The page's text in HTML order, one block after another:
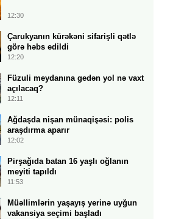
12:30
Çarukyanın kürəkəni sifarişli qətlə
görə həbs edildi
12:20
Füzuli meydanına gedən yol nə vaxt
açılacaq?
12:11
Ağdaşda nişan münaqişəsi: polis
araşdırma aparır
12:02
Pirşağıda batan 16 yaşlı oğlanın
meyiti tapıldı
11:53
Müəllimlərin yaşayış yerinə uyğun
vakansiya seçimi başladı